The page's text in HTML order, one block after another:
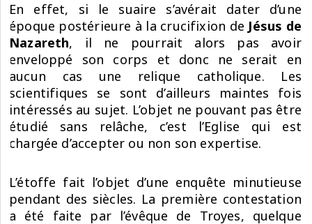
En effet, si le suaire s’avérait dater d’une
époque postérieure à la crucifixion de Jésus de
Nazareth, il ne pourrait alors pas avoir
enveloppé son corps et donc ne serait en
aucun cas une relique catholique. Les
scientifiques se sont d’ailleurs maintes fois
intéressés au sujet. L’objet ne pouvant pas être
étudié sans relâche, c’est l’Eglise qui est
chargée d’accepter ou non son expertise.
L’étoffe fait l’objet d’une enquête minutieuse
pendant des siècles. La première contestation
a été faite par l’évêque de Troyes, quelque